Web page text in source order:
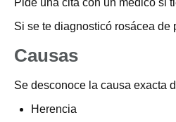
Pide una cita con un médico si
Si se te diagnosticó rosácea de
Causas
Se desconoce la causa exacta
Herencia